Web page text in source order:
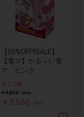
【50%OFF!!SALE】
【電マ】かる～い電
マ ピンク
あと2個
￥4,840 (税込)
￥2,560 (税込)